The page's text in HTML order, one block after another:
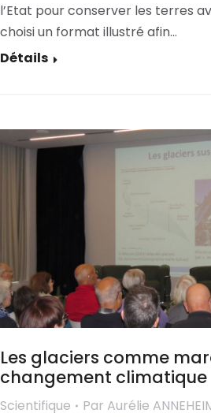
l’Etat pour conserver les terres
choisi un format illustré afin…
Détails
Les glaciers comme
changement climatique
Scientifique Par Aurélie